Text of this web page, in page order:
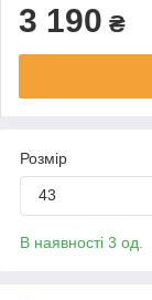
3 190 ₴
Розмір
43
В наявності 3 од.